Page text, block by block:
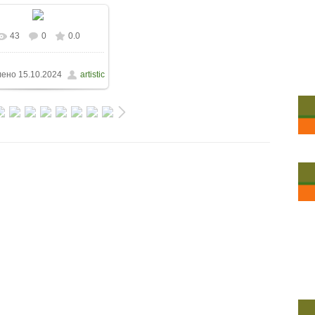
43 0 0.0
15.10.2024 artistic